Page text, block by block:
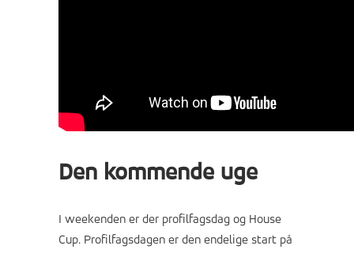
Den kommende uge
I weekenden er der profilfagsdag og House
Cup. Profilfagsdagen er den endelige start på